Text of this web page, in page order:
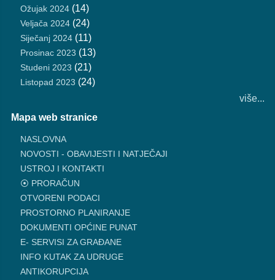
Ožujak 2024(14)
Veljača 2024(24)
Siječanj 2024(11)
Prosinac 2023 (13)
Studeni 2023 (21)
Listopad 2023 (24)
više...
Mapa web stranice
NASLOVNA
NOVOSTI - OBAVIJESTI I NATJEČAJI
USTROJ I KONTAKTI
⦿ PRORAČUN
OTVORENI PODACI
PROSTORNO PLANIRANJE
DOKUMENTI OPĆINE PUNAT
E- SERVISI ZA GRAĐANE
INFO KUTAK ZA UDRUGE
ANTIKORUPCIJA